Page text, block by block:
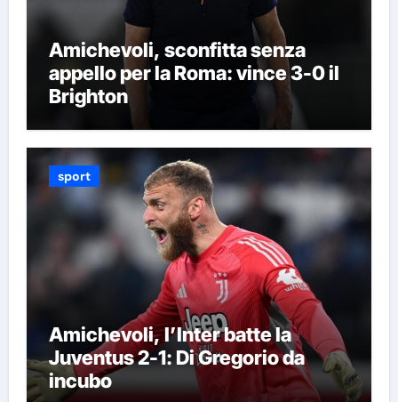
Amichevoli, sconfitta senza
appello per la Roma: vince 3-0 il
Brighton
sport
Amichevoli, l’Inter batte la
Juventus 2-1: Di Gregorio da
incubo